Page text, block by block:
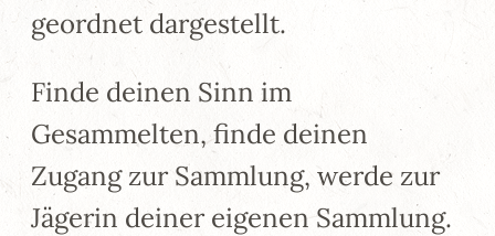
geordnet dargestellt.
Finde deinen Sinn im
Gesammelten, finde deinen
Zugang zur Sammlung, werde zur
Jägerin deiner eigenen Sammlung.